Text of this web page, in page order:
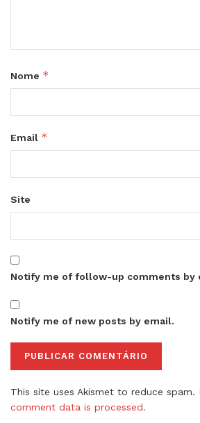
Nome *
Email *
Site
Notify me of follow-up comments by
Notify me of new posts by email.
This site uses Akismet to reduce spam.
comment data is processed.